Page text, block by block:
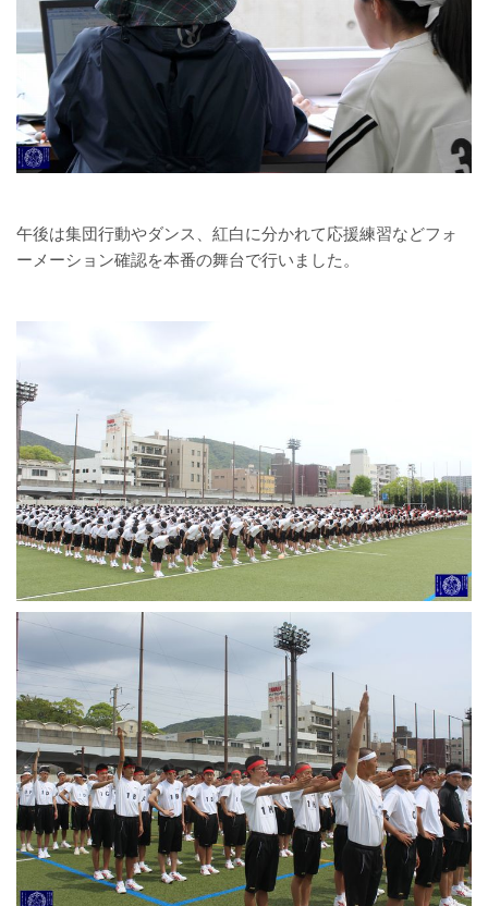
午後は集団行動やダンス、紅白に分かれて応援練習などフォ
ーメーション確認を本番の舞台で行いました。